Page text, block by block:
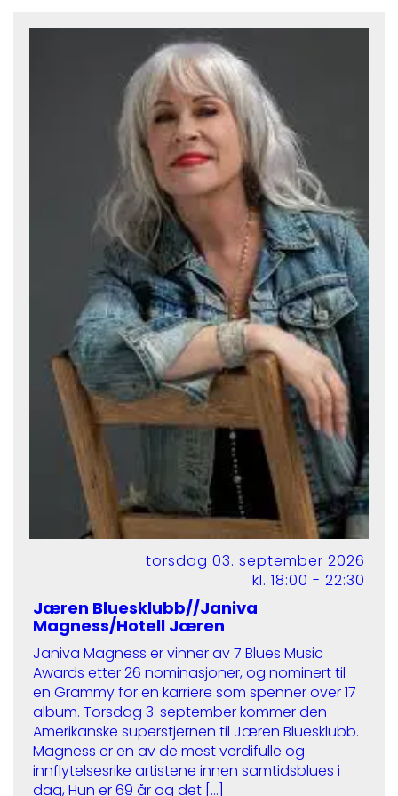
torsdag 03. september 2026
kl. 18:00 - 22:30
Jæren Bluesklubb//Janiva
Magness/Hotell Jæren
Janiva Magness er vinner av 7 Blues Music
Awards etter 26 nominasjoner, og nominert til
en Grammy for en karriere som spenner over 17
album. Torsdag 3. september kommer den
Amerikanske superstjernen til Jæren Bluesklubb.
Magness er en av de mest verdifulle og
innflytelsesrike artistene innen samtidsblues i
dag, Hun er 69 år og det […]